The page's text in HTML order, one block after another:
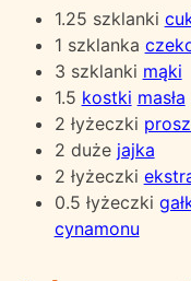
1.25 szklanki
1 szklanka
3 szklanki mąki
1.5 kostki masła
2 łyżeczki
2 duże jajka
2 łyżeczki
0.5 łyżeczki
cynamonu